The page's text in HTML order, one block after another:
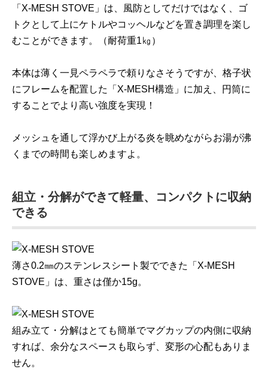
「X-MESH STOVE」は、風防としてだけではなく、ゴ
トクとして上にケトルやコッヘルなどを置き調理を楽し
むことができます。（耐荷重1㎏）
本体は薄く一見ペラペラで頼りなさそうですが、格子状
にフレームを配置した「X-MESH構造」に加え、円筒に
することでより高い強度を実現！
メッシュを通して浮かび上がる炎を眺めながらお湯が沸
くまでの時間も楽しめますよ。
組立・分解ができて軽量、コンパクトに収納
できる
薄さ0.2㎜のステンレスシート製でできた「X-MESH
STOVE」は、重さは僅か15g。
組み立て・分解はとても簡単でマグカップの内側に収納
すれば、余分なスペースも取らず、変形の心配もありま
せん。